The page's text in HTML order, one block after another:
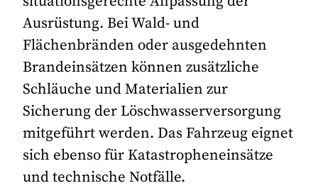
Ausrüstung. Bei Wald- und
Flächenbränden oder ausgedehnten
Brandeinsätzen können zusätzliche
Schläuche und Materialien zur
Sicherung der Löschwasserversorgung
mitgeführt werden. Das Fahrzeug eignet
sich ebenso für Katastropheneinsätze
und technische Notfälle.